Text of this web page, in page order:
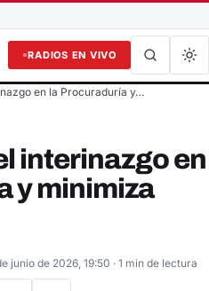
RADIOS EN VIVO
en la Procuraduría y…
interinazgo en
y minimiza
junio de 2026, 19:50 · 1 min de lectura